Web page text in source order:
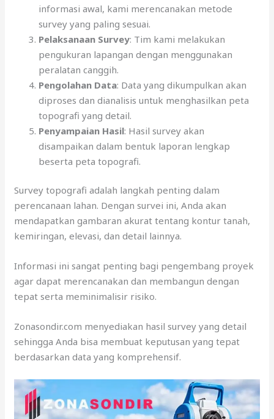
informasi awal, kami merencanakan metode
survey yang paling sesuai.
Pelaksanaan Survey: Tim kami melakukan
pengukuran lapangan dengan menggunakan
peralatan canggih.
Pengolahan Data: Data yang dikumpulkan akan
diproses dan dianalisis untuk menghasilkan peta
topografi yang detail.
Penyampaian Hasil: Hasil survey akan
disampaikan dalam bentuk laporan lengkap
beserta peta topografi.
Survey topografi adalah langkah penting dalam
perencanaan lahan. Dengan survei ini, Anda akan
mendapatkan gambaran akurat tentang kontur tanah,
kemiringan, elevasi, dan detail lainnya.
Informasi ini sangat penting bagi pengembang proyek
agar dapat merencanakan dan membangun dengan
tepat serta meminimalisir risiko.
Zonasondir.com menyediakan hasil survey yang detail
sehingga Anda bisa membuat keputusan yang tepat
berdasarkan data yang komprehensif.